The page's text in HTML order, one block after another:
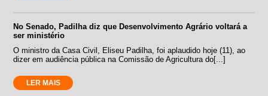
No Senado, Padilha diz que Desenvolvimento Agrário voltará a
ser ministério
O ministro da Casa Civil, Eliseu Padilha, foi aplaudido hoje (11), ao
dizer em audiência pública na Comissão de Agricultura do[...]
LER MAIS